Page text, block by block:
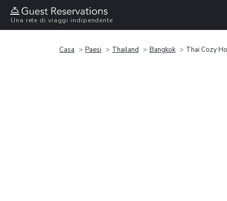
Una rete di viaggi indipendente
Casa Paesi Thailand Bangkok Thai Cozy